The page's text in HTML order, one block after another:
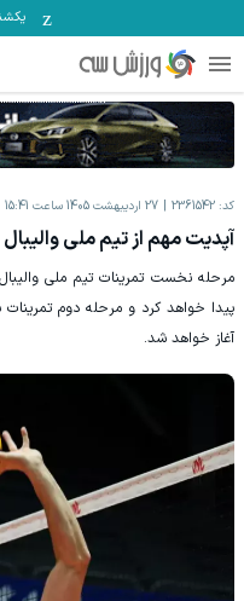
یکشنبه
کد: 2361542 27 اردیبهشت 1405 ساعت 15:41
آپدیت مهم از تیم ملی والیبال
پیدا خواهد کرد و مرحله دوم تمرینات
آغاز خواهد شد.